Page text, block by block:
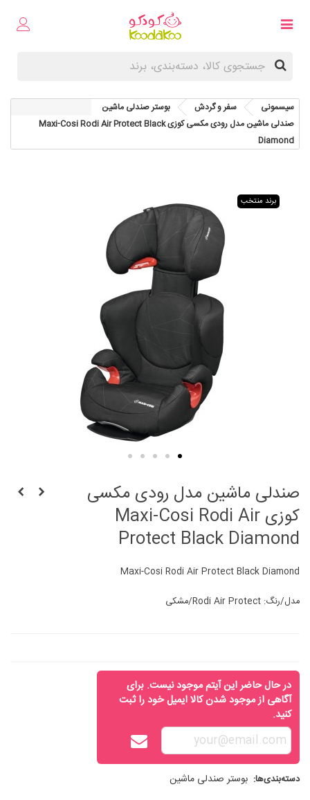
سیسمونی سفر و گردش
بوستر صندلی ماشین
صندلی ماشین مدل رودی مکسی کوزی Maxi-Cosi Rodi Air Protect Black
Diamond
برند منتخب
صندلی ماشین مدل رودی مکسی
کوزی Maxi-Cosi Rodi Air
Protect Black Diamond
Maxi-Cosi Rodi Air Protect Black Diamond
مدل/رنگ: Rodi Air Protect/مشکی
در حال حاضر این آیتم موجود نیست. برای
آگاهی از موجود شدن کالا ایمیل خود را ثبت
کنید.
دسته‌بندی‌ها: بوستر صندلی ماشین